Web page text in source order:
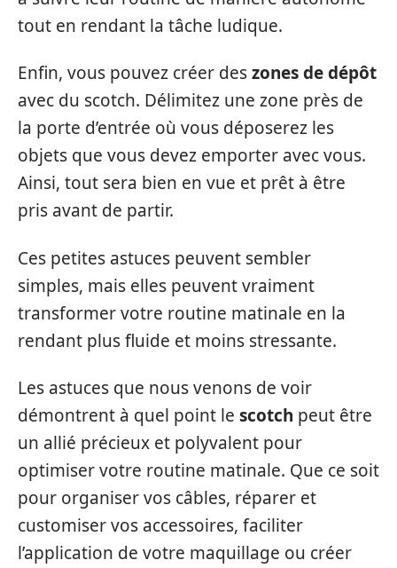
tout en rendant la tâche ludique.
Enfin, vous pouvez créer deszones de dépôt
avec du scotch. Délimitez une zone près de
la porte d’entrée où vous déposerez les
objets que vous devez emporter avec vous.
Ainsi, tout sera bien en vue et prêt à être
pris avant de partir.
Ces petites astuces peuvent sembler
simples, mais elles peuvent vraiment
transformer votre routine matinale en la
rendant plus fluide et moins stressante.
Les astuces que nous venons de voir
démontrent à quel point le scotch peut être
un allié précieux et polyvalent pour
optimiser votre routine matinale. Que ce soit
pour organiser vos câbles, réparer et
customiser vos accessoires, faciliter
l’application de votre maquillage ou créer